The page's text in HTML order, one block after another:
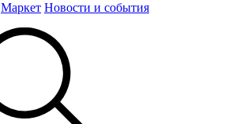
Маркет Новости и события